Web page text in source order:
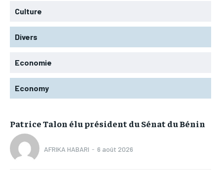
Culture
Divers
Economie
Economy
Patrice Talon élu président du Sénat du Bénin
AFRIKA HABARI - 6 août 2026